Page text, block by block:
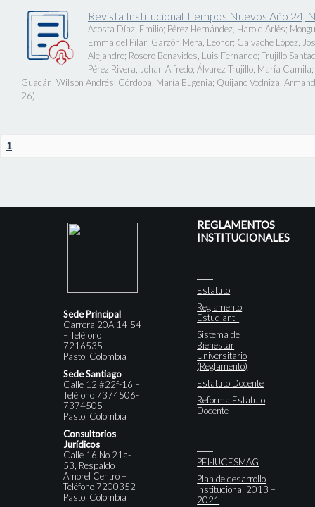
Revista Institucional Tiempos Nuevos Año 24,
Acosta Díaz, Emilio; Pérez Hernández, Harold Arlés;
Emma del Pilar; Garzón Mera, Leonor; Calvache López,
Alejandro; Rosero Benavides, Luis Fernando; Trujillo
Pérez Rivera, Johan Alfredo; Álvarez Trujillo, María Camila;
Guacán, Wilson Andrés; Córdoba, María Eugenia; Quijano Vodniza,
26)
1
Sede Principal
Carrera 20A 14-54
– Teléfono
7216535
Pasto, Colombia
Sede Santiago
Calle 12 #22f-16 –
Teléfono 7374506-
7374505
Pasto, Colombia
Consultorios
Jurídicos
Calle 16 No 21a-
53, Respaldo
Amorel Centro –
Teléfono 7200352
Pasto, Colombia
REGLAMENTOS
INSTITUCIONALES
Estatuto
Reglamento
Estudiantil
Sistema de
Bienestar
Universitario
(Reglamento)
Estatuto Docente
Reforma Estatuto
Docente
PEI-IUCESMAG
Plan de desarrollo
institucional 2013 –
2021